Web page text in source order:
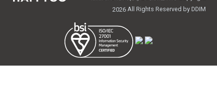
2026All Rights Reserved by DDIM